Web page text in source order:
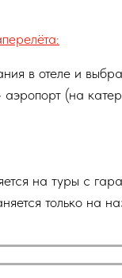
в отеле и
(на
на туры с
только на